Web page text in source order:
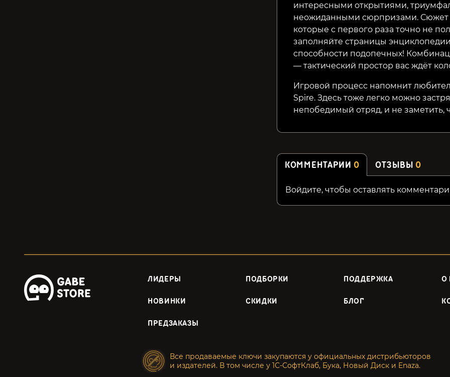
интересными открытиями,
неожиданными сюрпризами. Сюжет
которые с первого раза точно не
заполняйте страницы
способности подопечных!
— тактический простор вас ждёт
Игровой процесс напомнит
Spire. Здесь тоже легко можно
непобедимый отряд, и не заметить,
КОММЕНТАРИИ 0 ОТЗЫВЫ 0
Войдите, чтобы оставлять
ЛИДЕРЫ ПОДБОРКИ ПОДДЕРЖКА О
НОВИНКИ СКИДКИ БЛОГ
ПРЕДЗАКАЗЫ
Все продаваемые ключи закупаются у официальных дистрибьюторов
и издателей. В том числе у 1С-СофтКлаб, Бука, Новый Диск и Enaza.